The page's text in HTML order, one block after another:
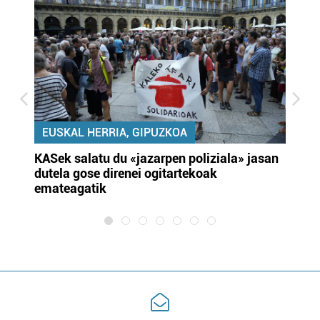
EUSKAL HERRIA, GIPUZKOA
KASek salatu du «jazarpen poliziala» jasan
dutela gose direnei ogitartekoak
emateagatik